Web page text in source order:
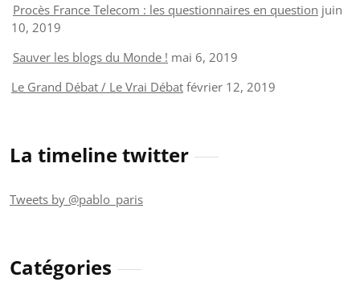
Procès France Telecom : les questionnaires en question juin
10, 2019
Sauver les blogs du Monde ! mai 6, 2019
Le Grand Débat / Le Vrai Débat février 12, 2019
La timeline twitter
Tweets by @pablo_paris
Catégories